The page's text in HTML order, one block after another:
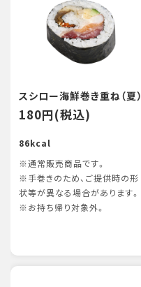
スシロー海鮮巻き重ね（夏）
180円(税込)
86kcal
※通常販売商品です。
※手巻きのため、ご提供時の形
状等が異なる場合があります。
※お持ち帰り対象外。